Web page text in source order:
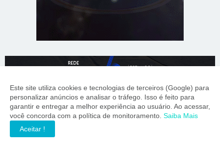
Este site utiliza cookies e tecnologias de terceiros (Google) para
personalizar anúncios e analisar o tráfego. Isso é feito para
garantir e entregar a melhor experiência ao usuário. Ao acessar,
você concorda com a política de monitoramento. Saiba Mais
Aceitar !